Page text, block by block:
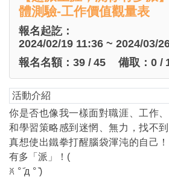
體測驗-工作價值觀量表
報名起訖：
2024/02/19 11:36 ~ 2024/03/
報名名額： 39 / 45 備取： 0 /
活動介紹
你是否也像我一樣面對職涯、工作
和學習策略感到迷惘、無力，找不
真想使出鐵拳打醒腦袋渾沌的自己
有多「派」！(
ꐦ ° д ° )